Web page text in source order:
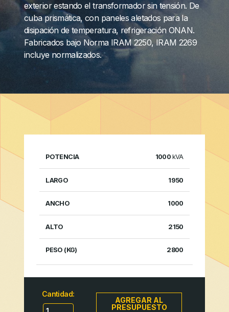
exterior estando el transformador sin tensión. De
cuba prismática, con paneles aletados para la
disipación de temperatura, refrigeración ONAN.
Fabricados bajo Norma IRAM 2250, IRAM 2269
incluye normalizados.
DIMENSIONES
(KG)
1000 kVA
1950
1000
2150
2800
Cantidad:
AGREGAR AL
PRESUPUESTO